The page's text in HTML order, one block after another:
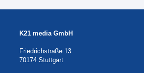
K21 media GmbH
Friedrichstraße 13
70174 Stuttgart